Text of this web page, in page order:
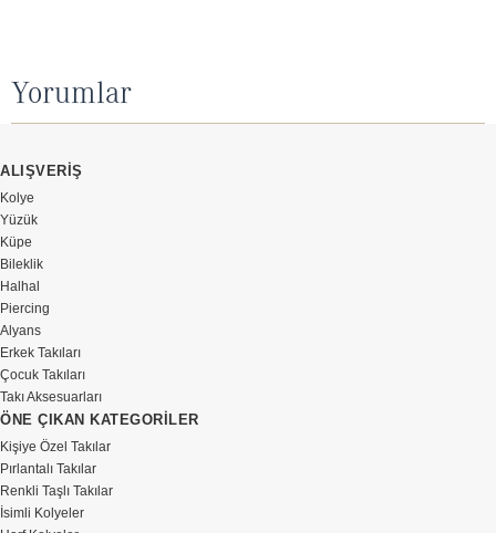
Yorumlar
ALIŞVERİŞ
Kolye
Yüzük
Küpe
Bileklik
Halhal
Piercing
Alyans
Erkek Takıları
Çocuk Takıları
Takı Aksesuarları
ÖNE ÇIKAN KATEGORİLER
Kişiye Özel Takılar
Pırlantalı Takılar
Renkli Taşlı Takılar
İsimli Kolyeler